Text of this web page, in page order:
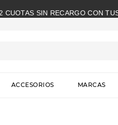
CUOTAS SIN RECARGO CON
ACCESORIOS MARCAS